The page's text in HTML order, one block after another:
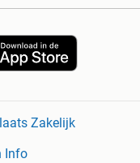
Zakelijk
Info